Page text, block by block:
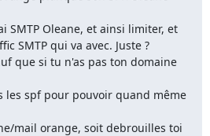
SMTP Oleane, et ainsi limiter, et
SMTP qui va avec. Juste ?
que si tu n'as pas ton domaine
les spf pour pouvoir quand même
mail orange, soit debrouilles toi